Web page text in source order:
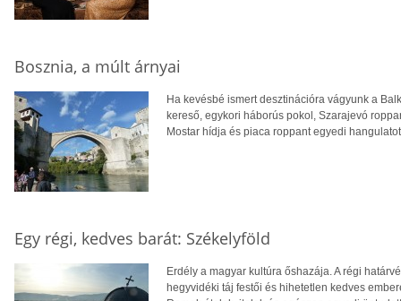
Bosznia, a múlt árnyai
Ha kevésbé ismert desztinációra vágyunk a
kereső, egykori háborús pokol, Szarajevó
Mostar hídja és piaca roppant egyedi
Egy régi, kedves barát: Székelyföld
Erdély a magyar kultúra őshazája. A régi
hegyvidéki táj festői és hihetetlen kedves